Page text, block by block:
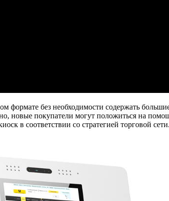
формате без необходимости содержать
новые покупатели могут положиться на
в соответствии со стратегией торговой сети.